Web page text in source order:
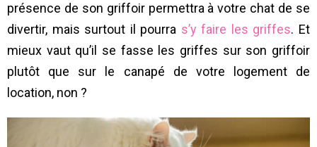
présence de son griffoir permettra à votre chat de se
divertir, mais surtout il pourra s’y faire les griffes. Et
mieux vaut qu’il se fasse les griffes sur son griffoir
plutôt que sur le canapé de votre logement de
location, non ?